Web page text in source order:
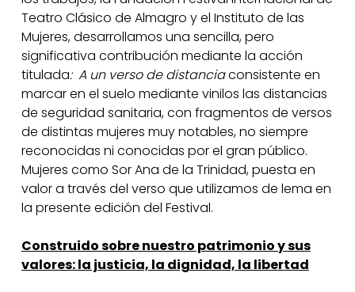
Teatro Clásico de Almagro y el Instituto de las
Mujeres, desarrollamos una sencilla, pero
significativa contribución mediante la acción
titulada: A un verso de distanciaconsistente en
marcar en el suelo mediante vinilos las distancias
de seguridad sanitaria, con fragmentos de versos
de distintas mujeres muy notables, no siempre
reconocidas ni conocidas por el gran público.
Mujeres como Sor Ana de la Trinidad, puesta en
valor a través del verso que utilizamos de lema en
la presente edición del Festival.
Construido sobre nuestro patrimonio y sus
valores: la justicia, la dignidad, la libertad